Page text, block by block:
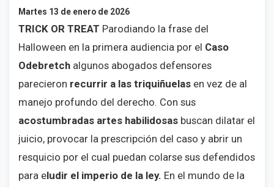
Martes 13 de enero de 2026
TRICK OR TREAT Parodiando la frase del
Halloween en la primera audiencia por el Caso
Odebretch algunos abogados defensores
parecieron recurrir a las triquiñuelas en vez de al
manejo profundo del derecho. Con sus
acostumbradas artes habilidosas buscan dilatar el
juicio, provocar la prescripción del caso y abrir un
resquicio por el cual puedan colarse sus defendidos
para eludir el imperio de la ley. En el mundo de la